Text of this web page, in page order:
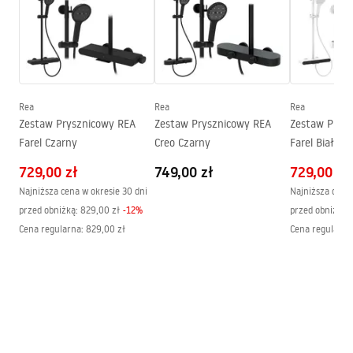
Seria
Atlas
Montaż
Na brodziku lub posadzce
Wysokość (mm)
2000mm
Strona
Lewa lub prawa
Gwarancja
Powłoka Easy Clean
Tak, po wewnętrznej stronie
szyby
Manual
Instrukcja_monta__u_kabiny_przy__ciennej_Atlas.pdf
Rea
Zestaw Prysznicowy REA
Farel Czarny
729,00 zł
Najniższa cena w okresie 30 dni
przed obniżką: 829,00 zł -12%
Cena regularna: 829,00 zł
Rea
Zestaw Prysznicowy REA
Creo Czarny
749,00 zł
Rea
Zestaw
Farel Biały
729,00 zł
Najniższa
przed obniżką:
Cena regularna